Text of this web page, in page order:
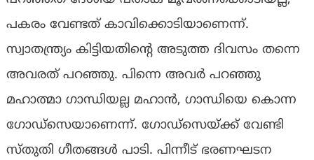
പകരം വേണ്ടത് കാവിക്കൊടിയാണെന്ന്.
സ്വാതന്ത്ര്യം കിട്ടിയതിന്റെ അടുത്ത ദിവസം തന്നെ
അവരത് പറഞ്ഞു. പിന്നെ അവര്‍ പറഞ്ഞു
മഹാത്മാ ഗാന്ധിയല്ല മഹാന്‍, ഗാന്ധിയെ കൊന്ന
ഗോഡ്‌സെയാണെന്ന്. ഗോഡ്‌സെയ്ക്ക് വേണ്ടി
സ്തുതി ഗീതങ്ങള്‍ പാടി. പിന്നീട് ഭരണഘടന